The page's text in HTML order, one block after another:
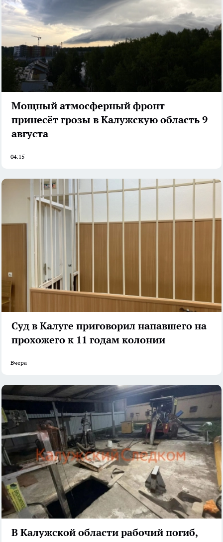
Мощный атмосферный фронт
принесёт грозы в Калужскую область 9
августа
04:15
Суд в Калуге приговорил напавшего на
прохожего к 11 годам колонии
Вчера
В Калужской области рабочий погиб,